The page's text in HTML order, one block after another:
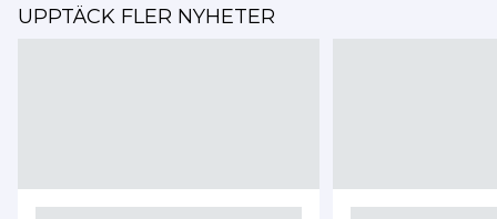
UPPTÄCK FLER NYHETER